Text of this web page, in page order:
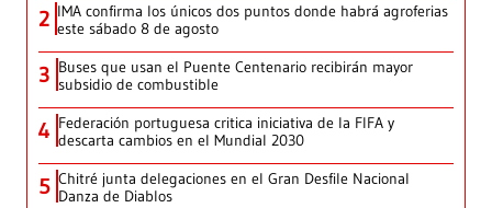
2 IMA confirma los únicos dos puntos donde habrá agroferias
este sábado 8 de agosto
3 Buses que usan el Puente Centenario recibirán mayor
subsidio de combustible
4 Federación portuguesa critica iniciativa de la FIFA y
descarta cambios en el Mundial 2030
5 Chitré junta delegaciones en el Gran Desfile Nacional
Danza de Diablos